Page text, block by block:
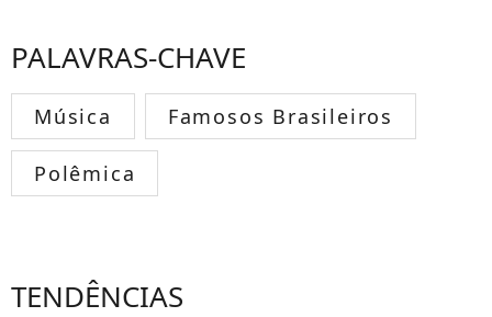
PALAVRAS-CHAVE
Música Famosos Brasileiros
Polêmica
TENDÊNCIAS